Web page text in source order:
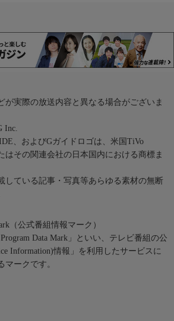
が実際の放送内容と異なる場合がございま
Inc.
、およびGガイドロゴは、米国TiVo
はその関連会社の日本国内における商標ま
している記事・写真等あらゆる素材の無断
（公式番組情報マーク）
Data Mark」といい、テレビ番組の公
Information)情報」を利用したサービスに
マークです。